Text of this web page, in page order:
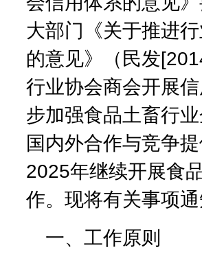
大部门《关于推进
的意见》（民发
行业协会商会开展
步加强食品土畜行
国内外合作与竞争
2025年继续开展食
作。现将有关事项通
一、工作原则